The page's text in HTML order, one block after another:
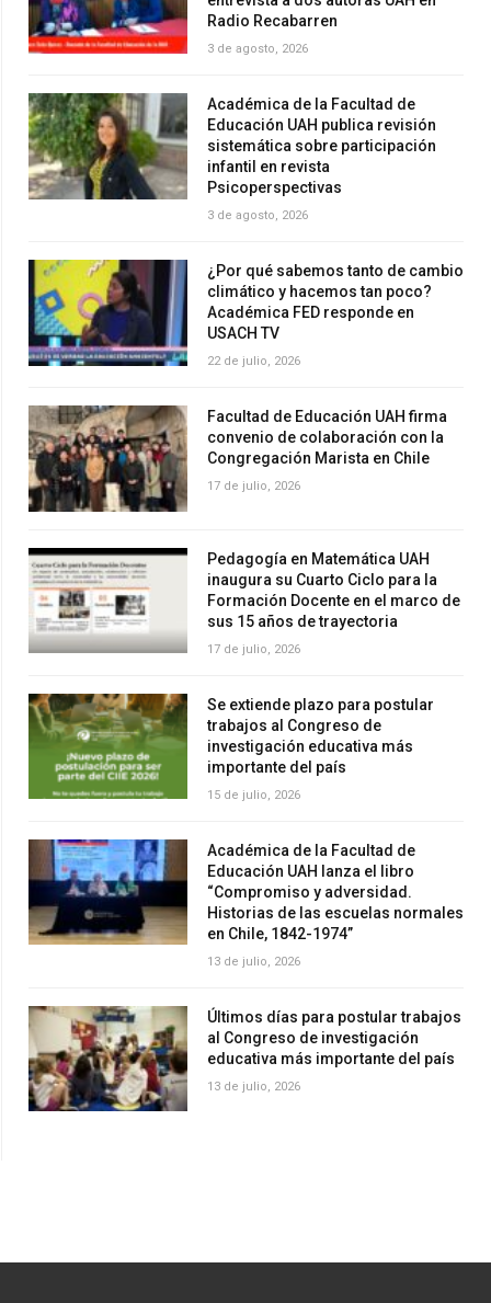
Radio Recabarren
3 de agosto, 2026
Académica de la Facultad de
Educación UAH publica revisión
sistemática sobre participación
infantil en revista
Psicoperspectivas
3 de agosto, 2026
¿Por qué sabemos tanto de cambio
climático y hacemos tan poco?
Académica FED responde en
USACH TV
22 de julio, 2026
Facultad de Educación UAH firma
convenio de colaboración con la
Congregación Marista en Chile
17 de julio, 2026
Pedagogía en Matemática UAH
inaugura su Cuarto Ciclo para la
Formación Docente en el marco de
sus 15 años de trayectoria
17 de julio, 2026
Se extiende plazo para postular
trabajos al Congreso de
investigación educativa más
importante del país
15 de julio, 2026
Académica de la Facultad de
Educación UAH lanza el libro
“Compromiso y adversidad.
Historias de las escuelas normales
en Chile, 1842-1974”
13 de julio, 2026
Últimos días para postular trabajos
al Congreso de investigación
educativa más importante del país
13 de julio, 2026